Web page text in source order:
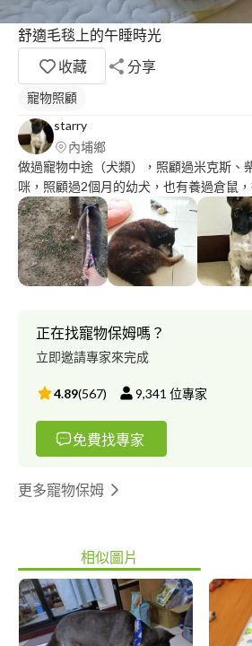
舒適毛毯上的午睡時光
收藏
分享
寵物照顧
starry
內埔鄉
做過寵物中途（犬類），照顧過米克斯、
咪，照顧過2個月的幼犬，也有養過倉鼠
寵物訓練：有做過籠內訓練、教小狗握手
小便。 服務內容：可寄養、(到府服務)可帶寵物散步、餵食、,清理
大小便（會順便整理環境）、可陪寵物玩、幫寵
問了解關於寵物這方面的問題,或是想了解服務內容
類：犬類、貓類、鼠類 寄養服務地點：屏東內埔 寄養天數：最少
正在找寵物保姆嗎？
立即邀請專家來完成
4.89(567) 9,341 位專家
免費找專家
更多寵物保姆
相似圖片